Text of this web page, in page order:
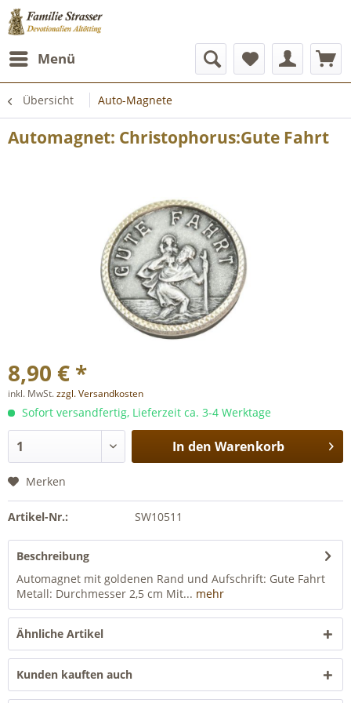
Menü
Übersicht Auto-Magnete
Automagnet: Christophorus:Gute Fahrt
8,90 € *
inkl. MwSt.zzgl. Versandkosten
Sofort versandfertig, Lieferzeit ca. 3-4 Werktage
In den Warenkorb
Merken
Artikel-Nr.: SW10511
Beschreibung
Automagnet mit goldenen Rand und Aufschrift: Gute Fahrt
Metall: Durchmesser 2,5 cm Mit... mehr
Ähnliche Artikel
Kunden kauften auch